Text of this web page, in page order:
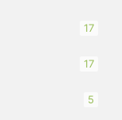
17
17
5